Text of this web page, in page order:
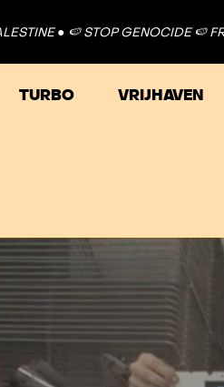
🍉 STOP GENOCIDE 🍉 FREE
TURBO VRIJHAVEN